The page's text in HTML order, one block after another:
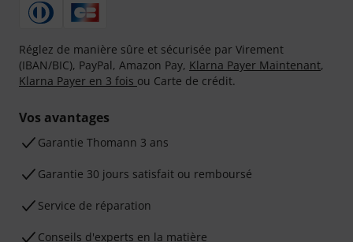
Réglez de manière sûre et sécurisée par Virement
(IBAN/BIC), PayPal, Amazon Pay, Klarna Payer Maintenant,
Klarna Payer en 3 fois ou Carte de crédit.
Vos avantages
Ga­ran­tie Thomann 3 ans
Garantie 30 jours satisfait ou remboursé
Service de réparation
Conseils d'experts en la matière